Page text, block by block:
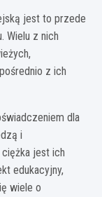
jest to przede
Wielu z nich
z ich
dla
i
jest ich
edukacyjny,
wiele o